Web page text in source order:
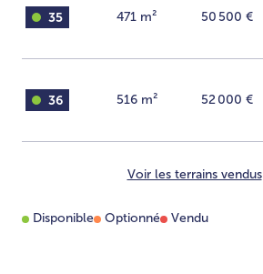
35 471 m² 50 500 €
36 516 m² 52 000 €
Voir les terrains vendus
Disponible Optionné Vendu